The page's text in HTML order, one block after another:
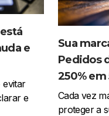
e
evitar
e
Sua
Pedidos
250% em
Cada vez
proteger a